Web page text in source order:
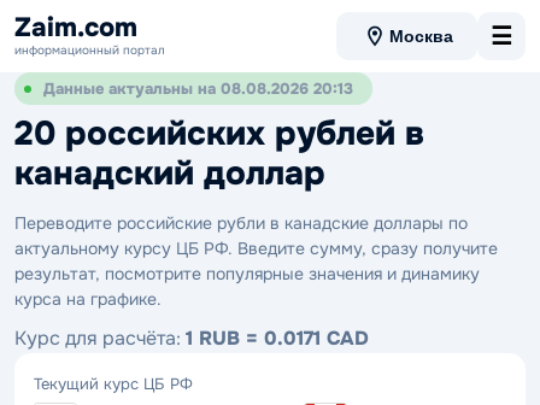
Zaim.com
информационный портал
Москва ☰
Данные актуальны на 08.08.2026 20:13
20 российских рублей в
канадский доллар
Переводите российские рубли в канадские доллары по
актуальному курсу ЦБ РФ. Введите сумму, сразу получите
результат, посмотрите популярные значения и динамику
курса на графике.
Курс для расчёта: 1 RUB = 0.0171 CAD
Текущий курс ЦБ РФ